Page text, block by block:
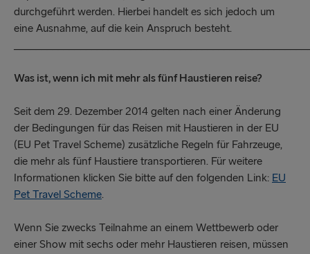
durchgeführt werden. Hierbei handelt es sich jedoch um
eine Ausnahme, auf die kein Anspruch besteht.
Was ist, wenn ich mit mehr als fünf Haustieren reise?
Seit dem 29. Dezember 2014 gelten nach einer Änderung
der Bedingungen für das Reisen mit Haustieren in der EU
(EU Pet Travel Scheme) zusätzliche Regeln für Fahrzeuge,
die mehr als fünf Haustiere transportieren. Für weitere
Informationen klicken Sie bitte auf den folgenden Link: EU
Pet Travel Scheme.
Wenn Sie zwecks Teilnahme an einem Wettbewerb oder
einer Show mit sechs oder mehr Haustieren reisen, müssen